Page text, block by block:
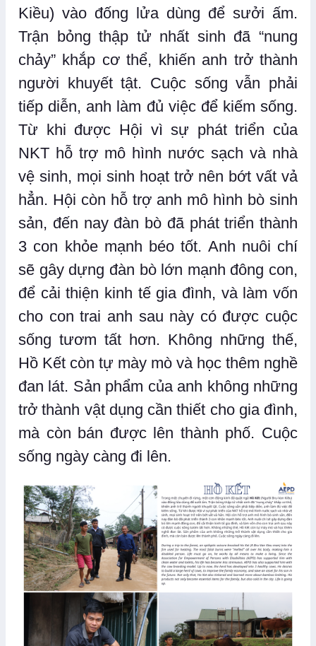
Kiều) vào đống lửa dùng để sưởi ấm.
Trận bỏng thập tử nhất sinh đã “nung
chảy” khắp cơ thể, khiến anh trở thành
người khuyết tật. Cuộc sống vẫn phải
tiếp diễn, anh làm đủ việc để kiếm sống.
Từ khi được Hội vì sự phát triển của
NKT hỗ trợ mô hình nước sạch và nhà
vệ sinh, mọi sinh hoạt trở nên bớt vất vả
hẳn. Hội còn hỗ trợ anh mô hình bò sinh
sản, đến nay đàn bò đã phát triển thành
3 con khỏe mạnh béo tốt. Anh nuôi chí
sẽ gây dựng đàn bò lớn mạnh đông con,
để cải thiện kinh tế gia đình, và làm vốn
cho con trai anh sau này có được cuộc
sống tươm tất hơn. Không những thế,
Hồ Kết còn tự mày mò và học thêm nghề
đan lát. Sản phẩm của anh không những
trở thành vật dụng cần thiết cho gia đình,
mà còn bán được lên thành phố. Cuộc
sống ngày càng đi lên.